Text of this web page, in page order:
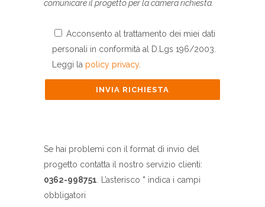
comunicare il progetto per la camera richiesta.
Acconsento al trattamento dei miei dati
personali in conformità al D.Lgs 196/2003.
Leggi la policy privacy.
Se hai problemi con il format di invio del
progetto contatta il nostro servizio clienti:
0362-998751 . L’asterisco * indica i campi
obbligatori